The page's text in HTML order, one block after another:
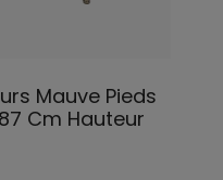
Mauve Pieds
Cm Hauteur